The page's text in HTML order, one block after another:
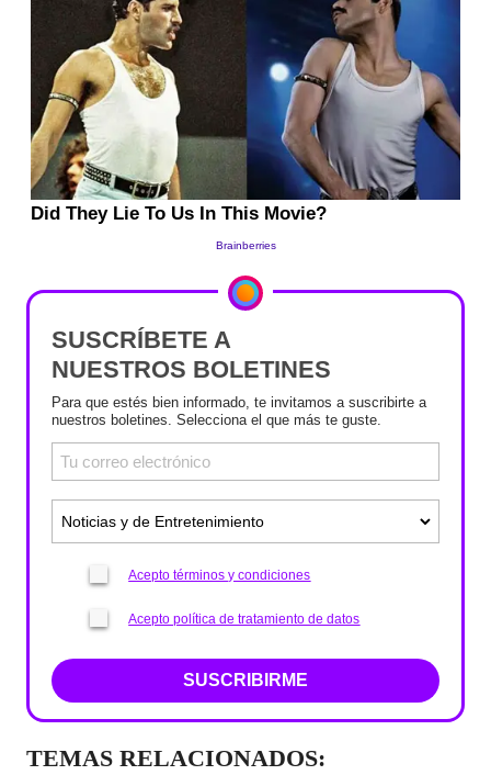
SUSCRÍBETE A
NUESTROS BOLETINES
Para que estés bien informado, te invitamos a suscribirte a
nuestros boletines. Selecciona el que más te guste.
Acepto términos y condiciones
Acepto política de tratamiento de datos
SUSCRIBIRME
TEMAS RELACIONADOS: